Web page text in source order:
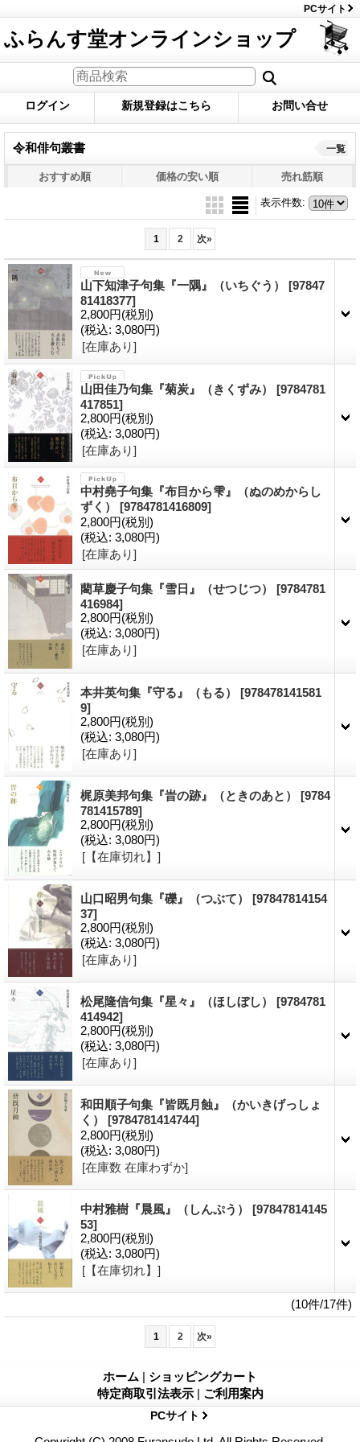
PCサイト
ふらんす堂オンラインショップ
ログイン 新規登録はこちら お問い合せ
令和俳句叢書 一覧
おすすめ順 価格の安い順 売れ筋順
表示件数:
1 2 次»
山下知津子句集『一隅』（いちぐう） [97847
81418377]
2,800円(税別)
(税込: 3,080円)
[在庫あり]
山田佳乃句集『菊炭』（きくずみ） [9784781
417851]
2,800円(税別)
(税込: 3,080円)
[在庫あり]
中村堯子句集『布目から雫』（ぬのめからし
ずく） [9784781416809]
2,800円(税別)
(税込: 3,080円)
[在庫あり]
藺草慶子句集『雪日』（せつじつ） [9784781
416984]
2,800円(税別)
(税込: 3,080円)
[在庫あり]
本井英句集『守る』（もる） [978478141581
9]
2,800円(税別)
(税込: 3,080円)
[在庫あり]
梶原美邦句集『旹の跡』（ときのあと） [9784
781415789]
2,800円(税別)
(税込: 3,080円)
[【在庫切れ】]
山口昭男句集『礫』（つぶて） [97847814154
37]
2,800円(税別)
(税込: 3,080円)
[在庫あり]
松尾隆信句集『星々』（ほしぼし） [9784781
414942]
2,800円(税別)
(税込: 3,080円)
[在庫あり]
和田順子句集『皆既月蝕』（かいきげっしょ
く） [9784781414744]
2,800円(税別)
(税込: 3,080円)
[在庫数 在庫わずか]
中村雅樹『晨風』（しんぷう） [97847814145
53]
2,800円(税別)
(税込: 3,080円)
[【在庫切れ】]
(10件/17件)
1 2 次»
ホーム | ショッピングカート
特定商取引法表示 | ご利用案内
PCサイト